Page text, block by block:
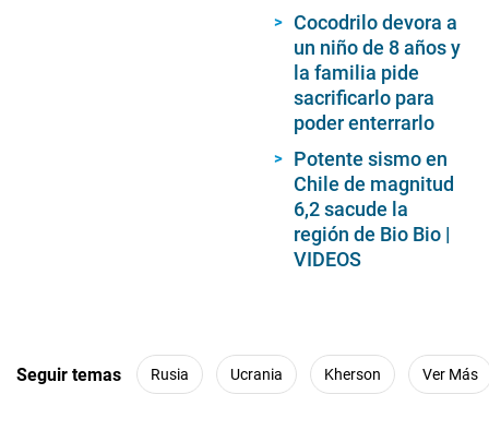
Cocodrilo devora a
un niño de 8 años y
la familia pide
sacrificarlo para
poder enterrarlo
Potente sismo en
Chile de magnitud
6,2 sacude la
región de Bio Bio |
VIDEOS
Seguir temas Rusia Ucrania Kherson Ver Más